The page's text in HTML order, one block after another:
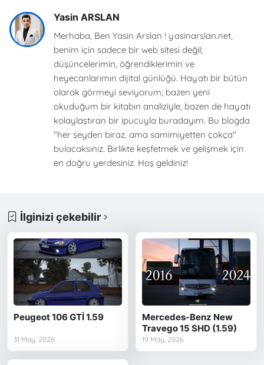
Yasin ARSLAN
​Merhaba, Ben Yasin Arslan ! ​yasinarslan.net,
benim için sadece bir web sitesi değil;
düşüncelerimin, öğrendiklerimin ve
heyecanlarımın dijital günlüğü. Hayatı bir bütün
olarak görmeyi seviyorum; bazen yeni
okuduğum bir kitabın analiziyle, bazen de hayatı
kolaylaştıran bir ipucuyla buradayım. Bu blogda
"her şeyden biraz, ama samimiyetten çokça"
bulacaksınız. Birlikte keşfetmek ve gelişmek için
en doğru yerdesiniz. Hoş geldiniz!
İlginizi çekebilir
Peugeot 106 GTİ 1.59
31 May, 2026
Mercedes-Benz New
Travego 15 SHD (1.59)
19 May, 2026